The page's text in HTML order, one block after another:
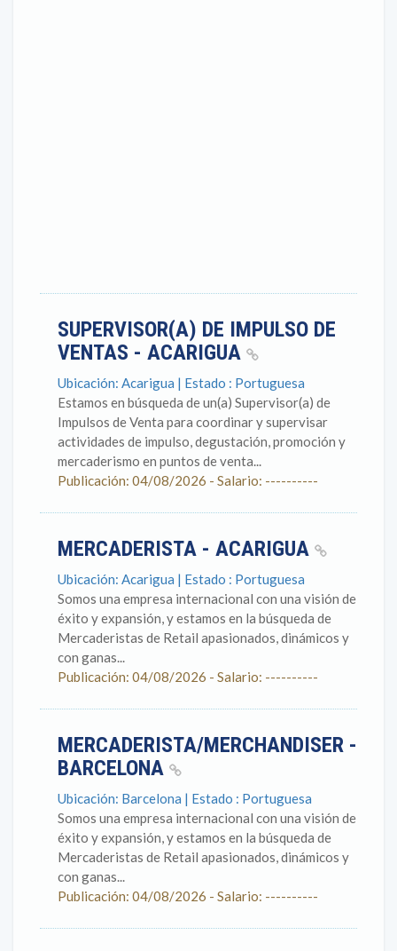
SUPERVISOR(A) DE IMPULSO DE
VENTAS - ACARIGUA
Ubicación: Acarigua | Estado : Portuguesa
Estamos en búsqueda de un(a) Supervisor(a) de
Impulsos de Venta para coordinar y supervisar
actividades de impulso, degustación, promoción y
mercaderismo en puntos de venta...
Publicación: 04/08/2026 - Salario: ----------
MERCADERISTA - ACARIGUA
Ubicación: Acarigua | Estado : Portuguesa
Somos una empresa internacional con una visión de
éxito y expansión, y estamos en la búsqueda de
Mercaderistas de Retail apasionados, dinámicos y
con ganas...
Publicación: 04/08/2026 - Salario: ----------
MERCADERISTA/MERCHANDISER -
BARCELONA
Ubicación: Barcelona | Estado : Portuguesa
Somos una empresa internacional con una visión de
éxito y expansión, y estamos en la búsqueda de
Mercaderistas de Retail apasionados, dinámicos y
con ganas...
Publicación: 04/08/2026 - Salario: ----------